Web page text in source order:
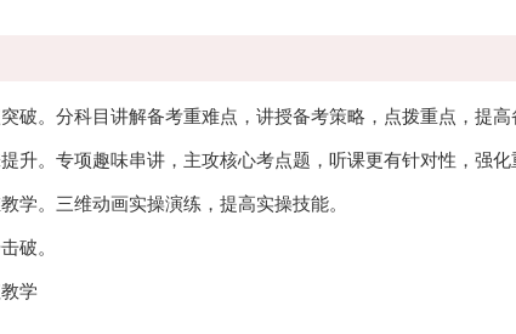
破。分科目讲解备考重难点，讲授备考策略，点拨重点，提高
升。专项趣味串讲，主攻核心考点题，听课更有针对性，强化
学。三维动画实操演练，提高实操技能。
破。
学